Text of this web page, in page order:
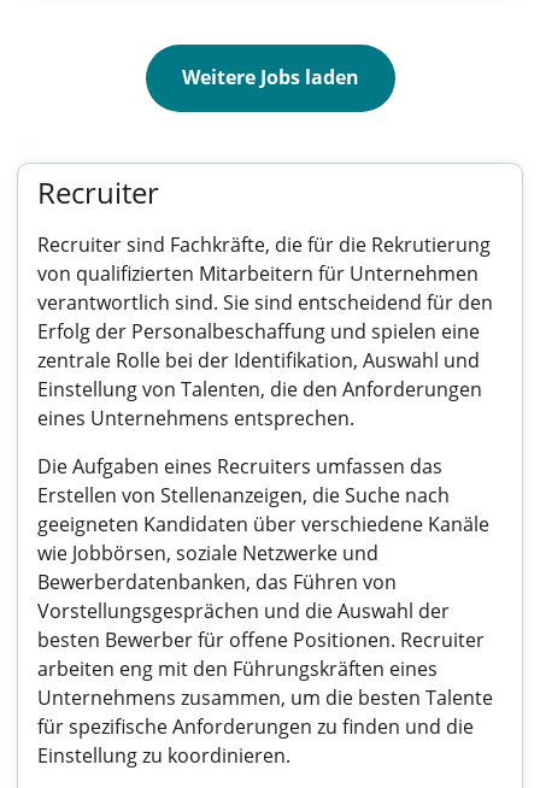
Weitere Jobs laden
Recruiter
Recruiter sind Fachkräfte, die für die Rekrutierung
von qualifizierten Mitarbeitern für Unternehmen
verantwortlich sind. Sie sind entscheidend für den
Erfolg der Personalbeschaffung und spielen eine
zentrale Rolle bei der Identifikation, Auswahl und
Einstellung von Talenten, die den Anforderungen
eines Unternehmens entsprechen.
Die Aufgaben eines Recruiters umfassen das
Erstellen von Stellenanzeigen, die Suche nach
geeigneten Kandidaten über verschiedene Kanäle
wie Jobbörsen, soziale Netzwerke und
Bewerberdatenbanken, das Führen von
Vorstellungsgesprächen und die Auswahl der
besten Bewerber für offene Positionen. Recruiter
arbeiten eng mit den Führungskräften eines
Unternehmens zusammen, um die besten Talente
für spezifische Anforderungen zu finden und die
Einstellung zu koordinieren.